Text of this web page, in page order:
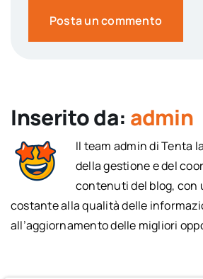
Inserito da: admin
Il team admin di Tenta
della gestione e del
contenuti del blog, con
costante alla qualità delle
all’aggiornamento delle migliori